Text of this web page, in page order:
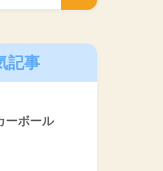
記事
ーボール